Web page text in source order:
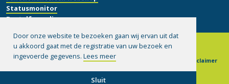
Door onze website te bezoeken gaan wij ervan uit dat
u akkoord gaat met de registratie van uw bezoek en
ingevoerde gegevens. Lees meer
Sluit
Statusmonitor
Bestelformulier
© 1999-2026 Sieronline B.V. | Algemene voorwaarden
Disclaimer